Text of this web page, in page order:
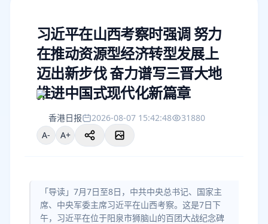
习近平在山西考察时强调 努力
在推动资源型经济转型发展上
迈出新步伐 奋力谱写三晋大地
推进中国式现代化新篇章
香港日报 2026-08-07 15:42:48
31880
A-
A+
「导读」7月7日至8日，中共中央总书记、国家主
席、中央军委主席习近平在山西考察。这是7日下
午，习近平在位于阳泉市狮脑山的百团大战纪念碑